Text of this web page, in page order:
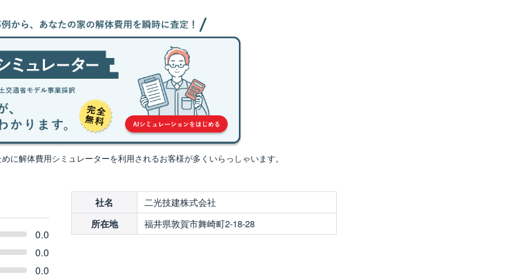
に解体費用シミュレーターを利用されるお客様が多くいらっしゃいます。
0.0
0.0
0.0
社名 二光技建株式会社
所在地 福井県敦賀市舞崎町2-18-28